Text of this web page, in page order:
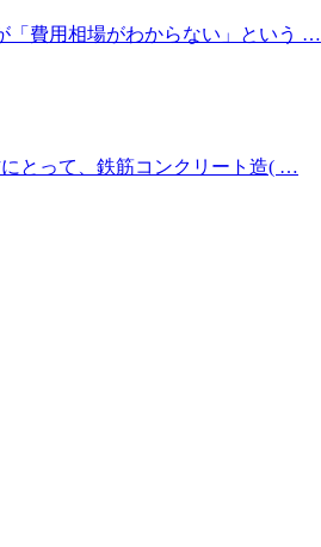
「費用相場がわからない」という …
とって、鉄筋コンクリート造( …